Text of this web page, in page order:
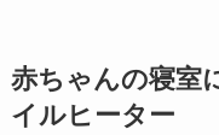
赤ちゃんの寝室
イルヒーター